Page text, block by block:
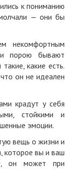
к пониманию
— они бы
некомфортным
порою бывают
какие есть.
он не идеален
крадут у себя
стойкими и
эмоции.
вещь о жизни и
которое вы и ваш
он может при